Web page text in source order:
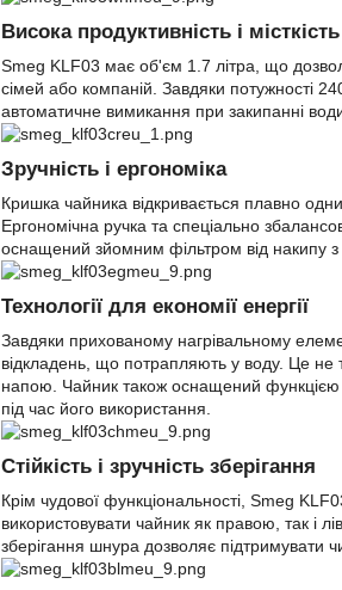
Висока продуктивність і місткість
Smeg KLF03 має об'єм 1.7 літра, що
сімей або компаній. Завдяки потужності
автоматичне вимикання при закипанні води
Зручність і ергономіка
Кришка чайника відкривається плавно
Ергономічна ручка та спеціально
оснащений зйомним фільтром від накипу
Технології для економії енергії
Завдяки прихованому нагрівальному
відкладень, що потрапляють у воду. Це не
напою. Чайник також оснащений функцією
під час його використання.
Стійкість і зручність зберігання
Крім чудової функціональності, Smeg
використовувати чайник як правою, так і
зберігання шнура дозволяє підтримувати